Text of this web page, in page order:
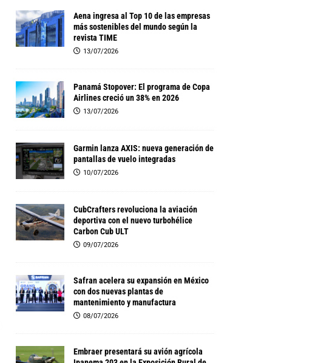
Aena ingresa al Top 10 de las empresas
más sostenibles del mundo según la
revista TIME
13/07/2026
Panamá Stopover: El programa de Copa
Airlines creció un 38% en 2026
13/07/2026
Garmin lanza AXIS: nueva generación de
pantallas de vuelo integradas
10/07/2026
CubCrafters revoluciona la aviación
deportiva con el nuevo turbohélice
Carbon Cub ULT
09/07/2026
Safran acelera su expansión en México
con dos nuevas plantas de
mantenimiento y manufactura
08/07/2026
Embraer presentará su avión agrícola